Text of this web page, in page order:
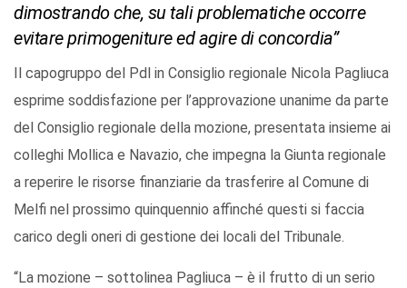
dimostrando che, su tali problematiche occorre
evitare primogeniture ed agire di concordia”
Il capogruppo del Pdl in Consiglio regionale Nicola Pagliuca
esprime soddisfazione per l’approvazione unanime da parte
del Consiglio regionale della mozione, presentata insieme ai
colleghi Mollica e Navazio, che impegna la Giunta regionale
a reperire le risorse finanziarie da trasferire al Comune di
Melfi nel prossimo quinquennio affinché questi si faccia
carico degli oneri di gestione dei locali del Tribunale.
“La mozione – sottolinea Pagliuca – è il frutto di un serio